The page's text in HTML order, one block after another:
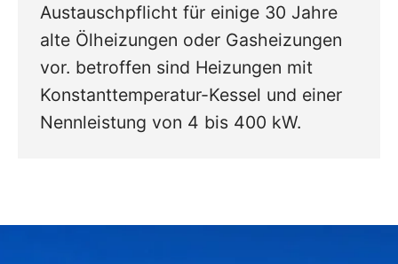
Austauschpflicht für einige 30 Jahre
alte Ölheizungen oder Gasheizungen
vor. betroffen sind Heizungen mit
Konstanttemperatur-Kessel und einer
Nennleistung von 4 bis 400 kW.